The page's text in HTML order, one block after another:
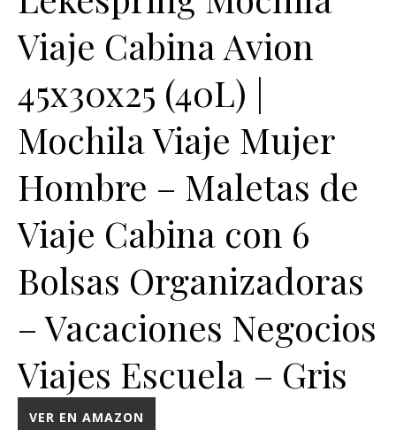
Viaje Cabina Avion
45x30x25 (40L) |
Mochila Viaje Mujer
Hombre – Maletas de
Viaje Cabina con 6
Bolsas Organizadoras
– Vacaciones Negocios
Viajes Escuela – Gris
VER EN AMAZON